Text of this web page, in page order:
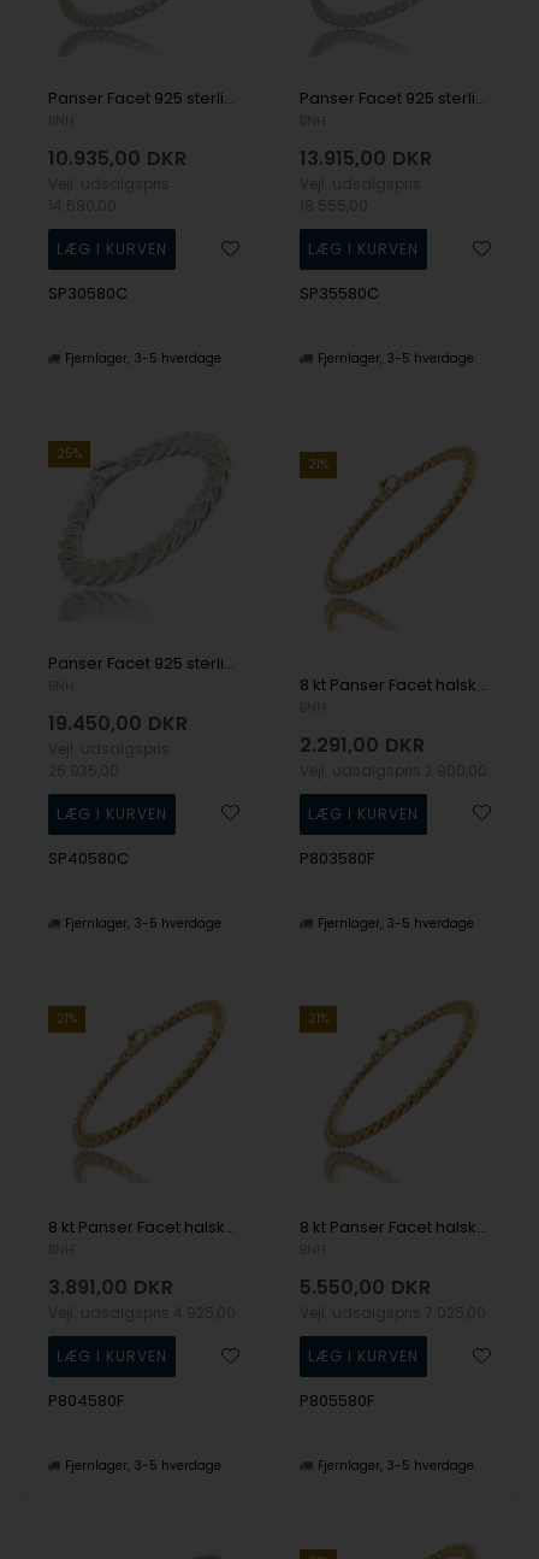
Panser Facet 925 sterling sølv halskæde, 80 cm og tråd 3,05 mm / bredde 10,5 mm
10.935,00 DKR
SP30580C
Fjernlager 3-5 hverdage
Panser Facet 925 sterling sølv halskæde, 80 cm og tråd 3,55 mm / bredde 12,6 mm
13.915,00 DKR
SP35580C
Fjernlager 3-5 hverdage
25%
Panser Facet 925 sterling sølv halskæde, 80 cm og tråd 4,05 mm / bredde 15,0 mm
19.450,00 DKR
SP40580C
Fjernlager 3-5 hverdage
21%
8 kt Panser Facet halskæde, 80 cm og 1,1 mm (Tråd 0,35)
2.291,00 DKR
P803580F
Fjernlager 3-5 hverdage
21%
8 kt Panser Facet halskæde, 80 cm og 1,3 mm (Tråd 0,45)
3.891,00 DKR
P804580F
Fjernlager 3-5 hverdage
21%
8 kt Panser Facet halskæde, 80 cm og 1,8 mm (Tråd 0,55)
5.550,00 DKR
P805580F
Fjernlager 3-5 hverdage